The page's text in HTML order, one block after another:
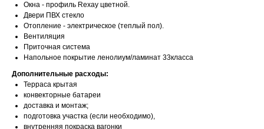
Окна - профиль Rexay цветной.
Двери ПВХ стекло
Отопление - электрическое (теплый пол).
Вентиляция
Приточная система
Напольное покрытие ленолиум/ламинат 33класса
Дополнительные расходы:
Терраса крытая
конвекторные батареи
доставка и монтаж;
подготовка участка (если необходимо),
внутренняя покраска вагонки